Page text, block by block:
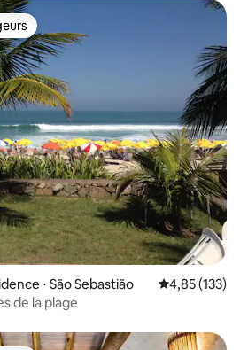
⋅ São Sebastião Évaluation
4,85 (133)
de la plage